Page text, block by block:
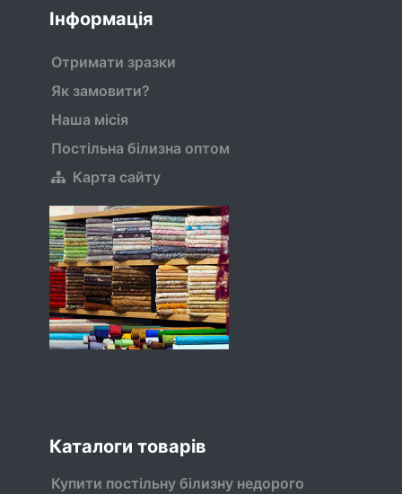
Інформація
Отримати зразки
Як замовити?
Наша місія
Постільна білизна оптом
Карта сайту
Каталоги товарів
Купити постільну білизну недорого